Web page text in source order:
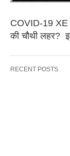
COVID-19 XE
की चौथी लहर?
RECENT POSTS